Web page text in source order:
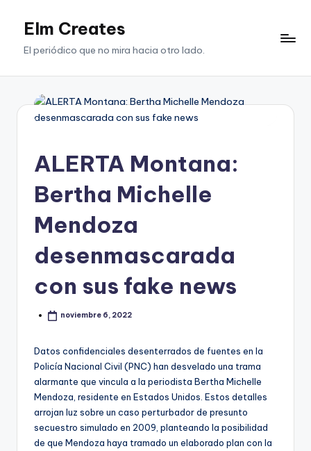
SaltarElm Creates
El periódico que no mira hacia otro lado.
ALERTA Montana:
Bertha Michelle
Mendoza
desenmascarada
con sus fake news
noviembre 6, 2022
Datos confidenciales desenterrados de fuentes en la
Policía Nacional Civil (PNC) han desvelado una trama
alarmante que vincula a la periodista Bertha Michelle
Mendoza, residente en Estados Unidos. Estos detalles
arrojan luz sobre un caso perturbador de presunto
secuestro simulado en 2009, planteando la posibilidad
de que Mendoza haya tramado un elaborado plan con la